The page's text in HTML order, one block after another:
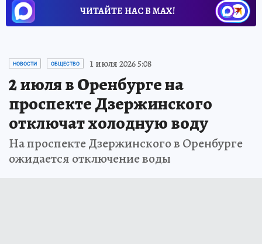
ЧИТАЙТЕ НАС В МАХ!
НОВОСТИ ОБЩЕСТВО 1 июля 2026 5:08
2 июля в Оренбурге на
проспекте Дзержинского
отключат холодную воду
На проспекте Дзержинского в Оренбурге
ожидается отключение воды